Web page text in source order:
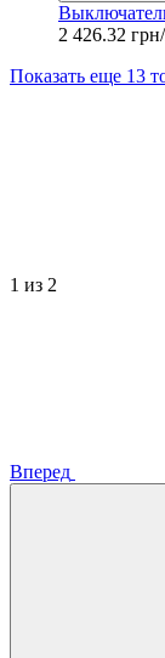
2 426.32
Показать еще 13
1 из 2
Вперед